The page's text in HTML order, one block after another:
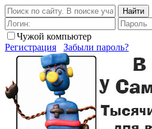
Найти
Чужой компьютер
Регистрация
Забыли пароль?